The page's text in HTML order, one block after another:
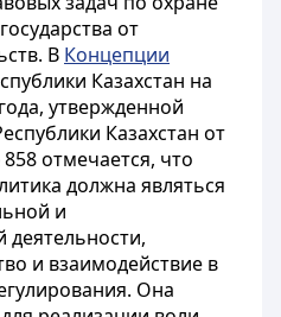
от
В Концепции
Казахстан на
утвержденной
Казахстан от
отмечается, что
должна являться
и
и взаимодействие в
Она